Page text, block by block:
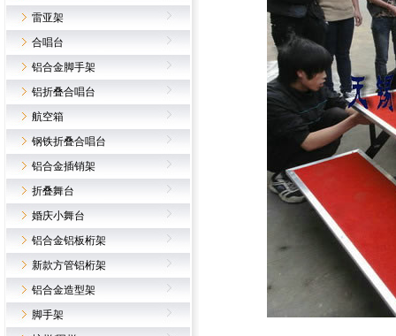
雷亚架
合唱台
铝合金脚手架
铝折叠合唱台
航空箱
钢铁折叠合唱台
铝合金插销架
折叠舞台
婚庆小舞台
铝合金铝板桁架
新款方管铝桁架
铝合金造型架
脚手架